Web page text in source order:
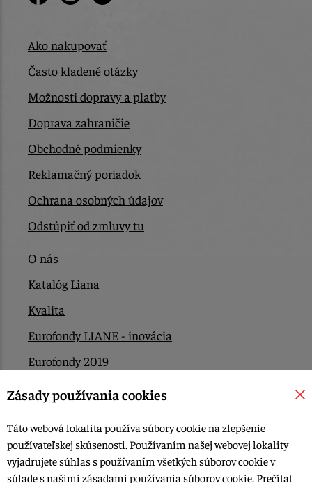
Ako nakupovať
Často kladené otázky
Možnosti dopravy a platby
Doprava zahraničie
Obchodné podmienky
Reklamačný poriadok
Ochrana osobných údajov
Odstúpiť od zmluvy tu
O nás
Katalóg Liana
Kvalita
Eurofondy LIANE - inovácia
Eurofondy 2019
Eurofondy 2022/2023
Kontakt
Zásady používania cookies
Táto webová lokalita používa súbory cookie na zlepšenie
používateľskej skúsenosti. Používaním našej webovej lokality
vyjadrujete súhlas s používaním všetkých súborov cookie v
súlade s našimi zásadami používania súborov cookie. Prečítať